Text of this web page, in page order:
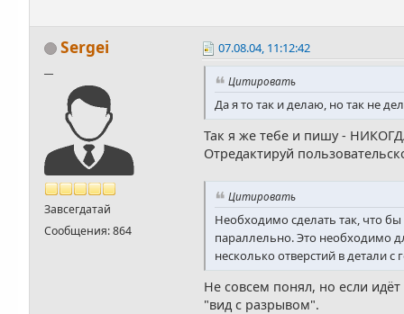
Sergei
Завсегдатай
Сообщения: 864
07.08.04, 11:12:42
Цитировать
Да я то так и делаю, но так не
Так я же тебе и пишу -
Отредактируй
Цитировать
Необходимо сделать так, что
параллельно. Это необходимо
несколько отверстий в детали
Не совсем понял, но если
"вид с разрывом".